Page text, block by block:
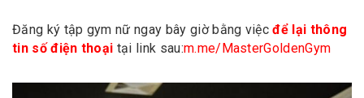
Đăng ký tập gym nữ ngay bây giờ bằng việcđể lại thông
tin số điện thoại tại link sau:m.me/MasterGoldenGym